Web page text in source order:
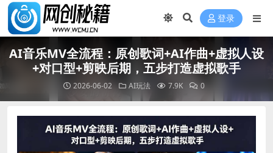
登录
AI音乐MV全流程：原创歌词+AI作曲+虚拟人设
+对口型+剪映后期，五步打造虚拟歌手
2026-06-02 AI玩法 7.9K 0